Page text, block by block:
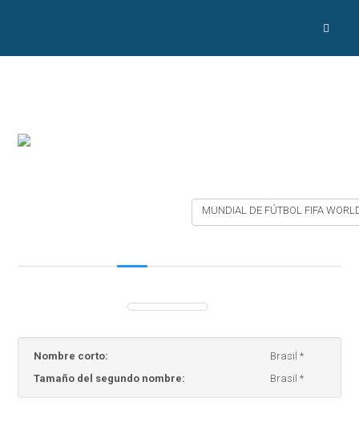
MUNDIAL DE FÚTBOL FIFA
Nombre corto:
Brasil *
Tamaño del segundo nombre:
Brasil *